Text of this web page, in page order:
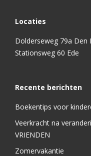
Locaties
Dolderseweg 79a Den
Stationsweg 60 Ede
Recente berichten
Boekentips voor
Veerkracht na
VRIENDEN
Zomervakantie